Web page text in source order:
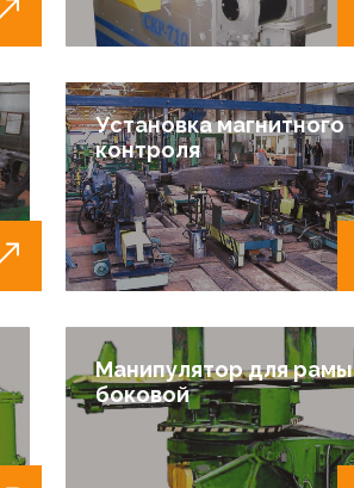
Установка магнитного
контроля
Манипулятор для рамы
боковой